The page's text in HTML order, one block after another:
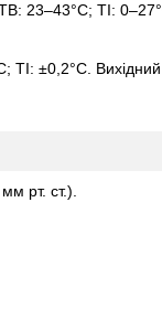
23–43°С; ТІ:
±0,2°С.
рт. ст.).